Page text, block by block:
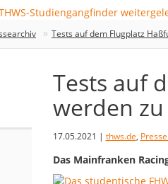
Tests auf dem Flugplatz
Tests auf
werden
17.05.2021 | thws.de,
Das Mainfranken